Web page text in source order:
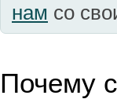
нам со
Почему